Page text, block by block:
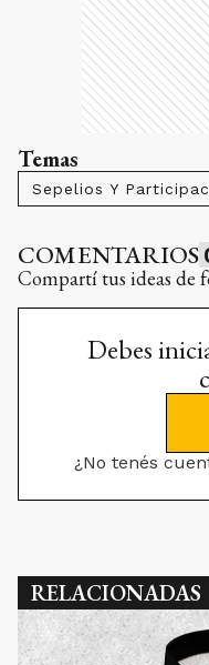
Temas
Sepelios Y
COMENTARIOS
Compartí tus ideas de
Debes
¿No tenés
RELACIONADAS